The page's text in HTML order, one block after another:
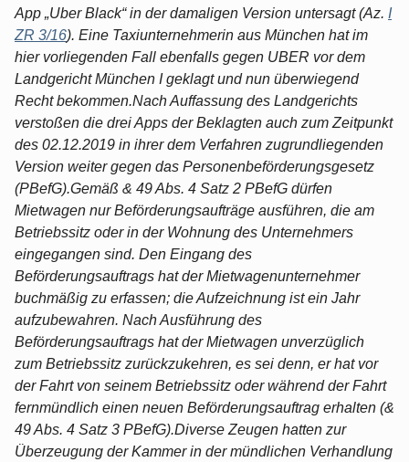
App „Uber Black“ in der damaligen Version untersagt (Az. I
ZR 3/16). Eine Taxiunternehmerin aus München hat im
hier vorliegenden Fall ebenfalls gegen UBER vor dem
Landgericht München I geklagt und nun überwiegend
Recht bekommen.Nach Auffassung des Landgerichts
verstoßen die drei Apps der Beklagten auch zum Zeitpunkt
des 02.12.2019 in ihrer dem Verfahren zugrundliegenden
Version weiter gegen das Personenbeförderungsgesetz
(PBefG).Gemäß & 49 Abs. 4 Satz 2 PBefG dürfen
Mietwagen nur Beförderungsaufträge ausführen, die am
Betriebssitz oder in der Wohnung des Unternehmers
eingegangen sind. Den Eingang des
Beförderungsauftrags hat der Mietwagenunternehmer
buchmäßig zu erfassen; die Aufzeichnung ist ein Jahr
aufzubewahren. Nach Ausführung des
Beförderungsauftrags hat der Mietwagen unverzüglich
zum Betriebssitz zurückzukehren, es sei denn, er hat vor
der Fahrt von seinem Betriebssitz oder während der Fahrt
fernmündlich einen neuen Beförderungsauftrag erhalten (&
49 Abs. 4 Satz 3 PBefG).Diverse Zeugen hatten zur
Überzeugung der Kammer in der mündlichen Verhandlung